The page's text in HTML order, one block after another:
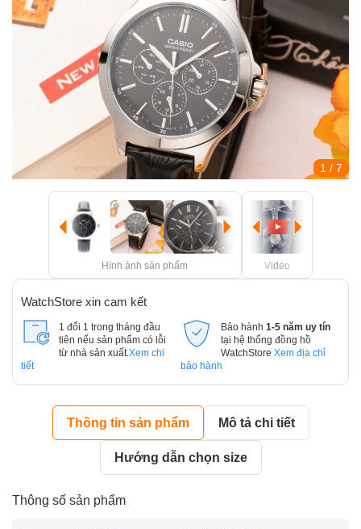
1 / 7
Hình ảnh sản phẩm Video
WatchStore xin cam kết
1 đổi 1 trong tháng đầu
tiên nếu sản phẩm có lỗi
từ nhà sản xuất. Xem chi
tiết
Bảo hành 1-5 năm uy tín
tại hệ thống đồng hồ
WatchStore Xem địa chỉ
bảo hành
Thông tin sản phẩm Mô tả chi tiết
Hướng dẫn chọn size
Thông số sản phẩm